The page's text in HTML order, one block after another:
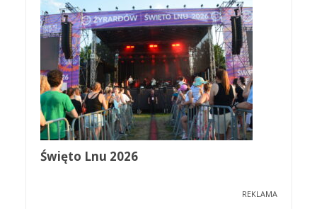
Święto Lnu 2026
REKLAMA